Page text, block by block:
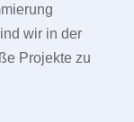
wir in der
Projekte zu